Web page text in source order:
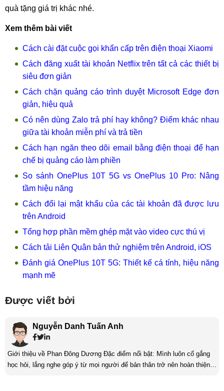
quà tặng giá trị khác nhé.
Xem thêm bài viết
Cách cài đặt cuộc gọi khẩn cấp trên điện thoại Xiaomi
Cách đăng xuất tài khoản Netflix trên tất cả các thiết bị
siêu đơn giản
Cách chặn quảng cáo trình duyệt Microsoft Edge đơn
giản, hiệu quả
Có nên dùng Zalo trả phí hay không? Điểm khác nhau
giữa tài khoản miễn phí và trả tiền
Cách hạn ngăn theo dõi email bằng điện thoại để hạn
chế bị quảng cáo làm phiền
So sánh OnePlus 10T 5G vs OnePlus 10 Pro: Nâng
tầm hiệu năng
Cách đổi lại mật khẩu của các tài khoản đã được lưu
trên Android
Tổng hợp phần mềm ghép mặt vào video cực thú vị
Cách tải Liên Quân bản thử nghiệm trên Android, iOS
Đánh giá OnePlus 10T 5G: Thiết kế cá tính, hiệu năng
mạnh mẽ
Được viết bởi
Nguyễn Danh Tuấn Anh
Giới thiệu về Phan Đông Dương Đặc điểm nổi bật: Mình luôn cố gắng
học hỏi, lắng nghe góp ý từ mọi người để bản thân trở nên hoàn thiện